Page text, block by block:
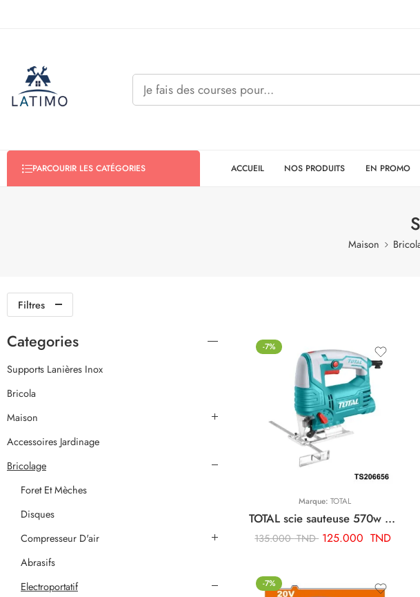
PARCOURIR LES CATÉGORIES ACCUEIL NOS PRODUITS EN PROMO
Maison
Filtres
-7%
Marque: TOTAL
TOTAL scie sauteuse 570w + 3 lames de scie + jeu de charbon TS206656
135.000TND 125.000 TND
-7%
Categories
Supports Lanières Inox
Bricola
Maison
Accessoires Jardinage
Bricolage
Foret Et Mèches
Disques
Compresseur D'air
Abrasifs
Electroportatif